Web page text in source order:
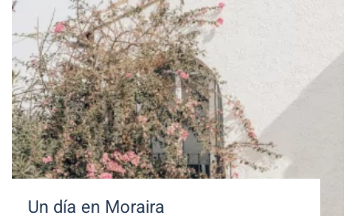
Un día en Moraira